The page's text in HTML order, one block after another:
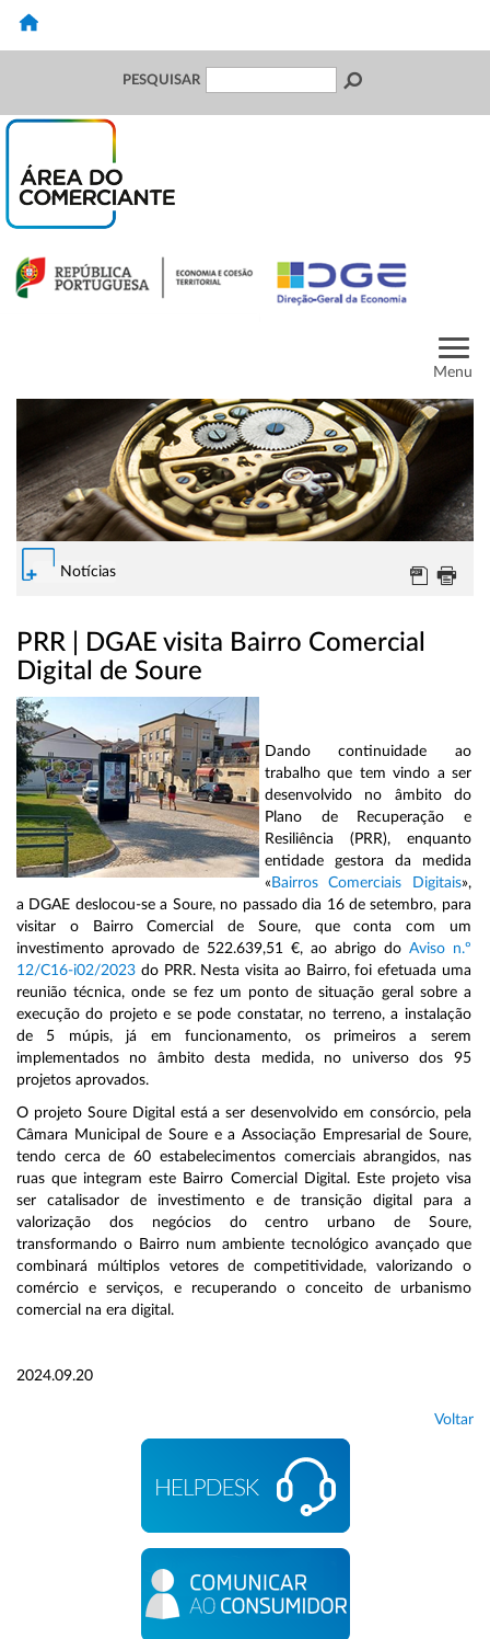
PESQUISAR
Menu
Notícias
PRR | DGAE visita Bairro Comercial
Digital de Soure
Dando continuidade ao
trabalho que tem vindo a ser
desenvolvido no âmbito do
Plano de Recuperação e
Resiliência (PRR), enquanto
entidade gestora da medida
« Bairros Comerciais Digitais»,
a DGAE deslocou-se a Soure, no passado dia 16 de setembro, para
visitar o Bairro Comercial de Soure, que conta com um
investimento aprovado de 522.639,51 €, ao abrigo do Aviso n.º
12/C16-i02/2023 do PRR. Nesta visita ao Bairro, foi efetuada uma
reunião técnica, onde se fez um ponto de situação geral sobre a
execução do projeto e se pode constatar, no terreno, a instalação
de 5 múpis, já em funcionamento, os primeiros a serem
implementados no âmbito desta medida, no universo dos 95
projetos aprovados.
O projeto Soure Digital está a ser desenvolvido em consórcio, pela
Câmara Municipal de Soure e a Associação Empresarial de Soure,
tendo cerca de 60 estabelecimentos comerciais abrangidos, nas
ruas que integram este Bairro Comercial Digital. Este projeto visa
ser catalisador de investimento e de transição digital para a
valorização dos negócios do centro urbano de Soure,
transformando o Bairro num ambiente tecnológico avançado que
combinará múltiplos vetores de competitividade, valorizando o
comércio e serviços, e recuperando o conceito de urbanismo
comercial na era digital.
2024.09.20
Voltar